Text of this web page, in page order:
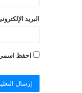
البريد
احفظ اسمي،